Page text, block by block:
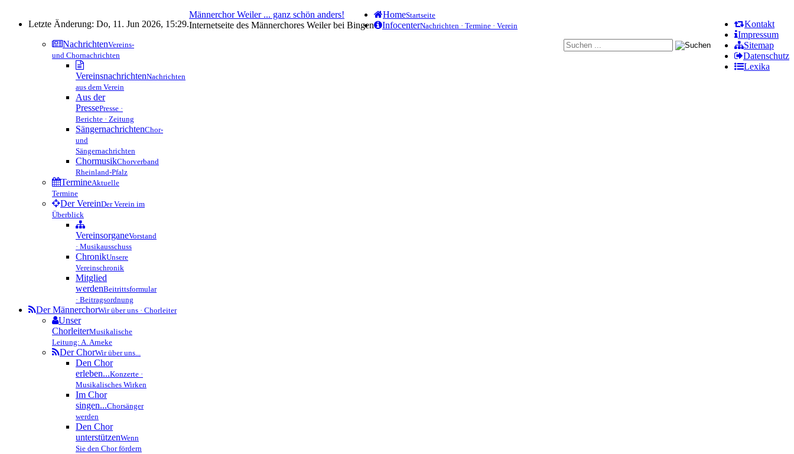
Letzte Änderung: Do, 11. Jun 2026, 15:29.
Kontakt
Impressum
Sitemap
Datenschutz
Lexika
Männerchor Weiler ... ganz schön anders!
Internetseite des Männerchores Weiler bei Bingen
HomeStartseite
InfocenterNachrichten · Termine · Verein
NachrichtenVereins-
und Chornachrichten
VereinsnachrichtenNachrichten
aus dem Verein
Aus der
PressePresse ·
Berichte · Zeitung
SängernachrichtenChor-
und
Sängernachrichten
ChormusikChorverband
Rheinland-Pfalz
TermineAktuelle
Termine
Der VereinDer Verein im
Überblick
VereinsorganeVorstand
· Musikausschuss
ChronikUnsere
Vereinschronik
Mitglied
werdenBeitrittsformular
· Beitragsordnung
Der MännerchorWir über uns · Chorleiter
Unser
ChorleiterMusikalische
Leitung: A. Arneke
Der ChorWir über uns...
Den Chor
erleben...Konzerte ·
Musikalisches Wirken
Im Chor
singen...Chorsänger
werden
Den Chor
unterstützenWenn
Sie den Chor fördern